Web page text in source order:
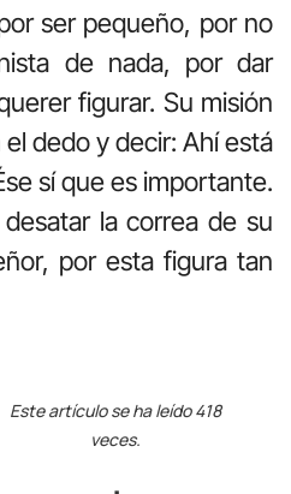
ser pequeño, por no
de nada, por dar
figurar. Su misión
dedo y decir: Ahí está
sí que es importante.
la correa de su
por esta figura tan
Este artículo se ha leído 418
veces.